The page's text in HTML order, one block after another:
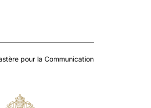
pour la Communication